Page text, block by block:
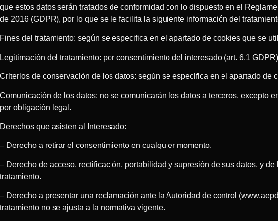
que estos datos serán tratados de conformidad con lo dispuesto en el
de 2016 (GDPR), por lo que se le facilita la siguiente información del
Fines del tratamiento: según se especifica en el apartado de cookies que se
Legitimación del tratamiento: por consentimiento del interesado (art. 6.1
Criterios de conservación de los datos: según se especifica en el apartado de
Comunicación de los datos: no se comunicarán los datos a terceros, excepto
por obligación legal.
Derechos que asisten al Interesado:
– Derecho a retirar el consentimiento en cualquier momento.
– Derecho de acceso, rectificación, portabilidad y supresión de sus datos, y
tratamiento.
– Derecho a presentar una reclamación ante la Autoridad de control
tratamiento no se ajusta a la normativa vigente.